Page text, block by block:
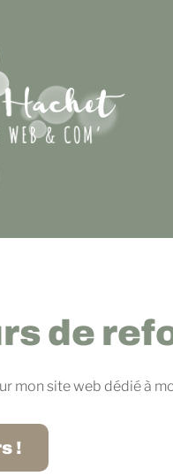
de
mon site web dédié à
!